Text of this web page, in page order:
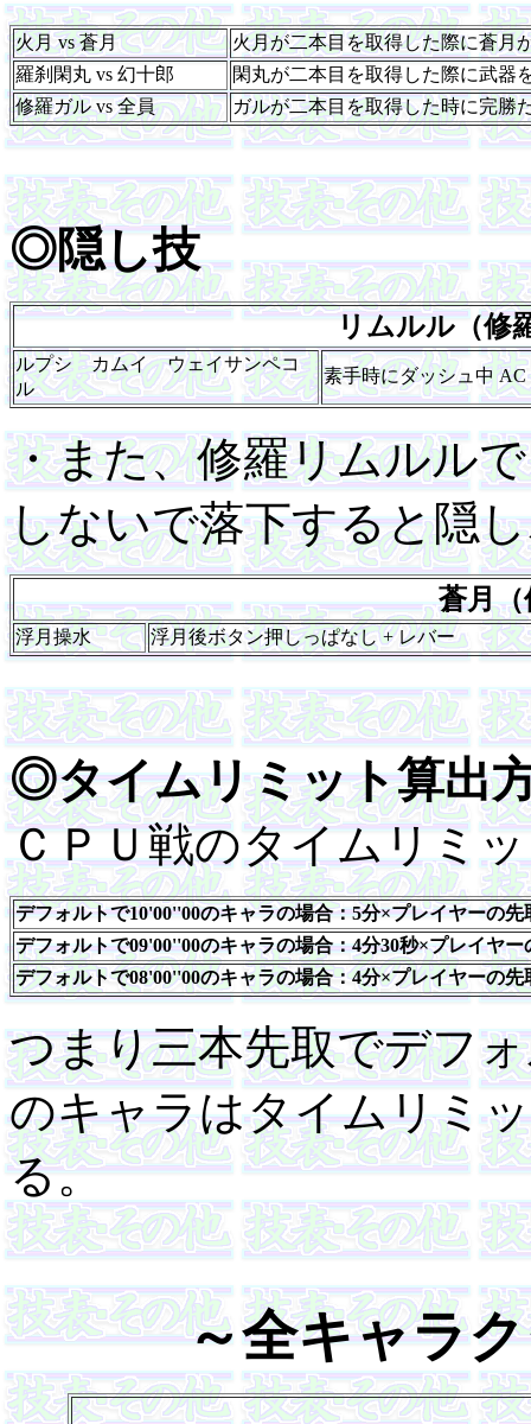
火月 vs 蒼月
火月が二本目を取得した際に蒼月
羅刹閑丸 vs 幻十郎
閑丸が二本目を取得した際に武器
修羅ガル vs 全員
ガルが二本目を取得した時に完勝
◎隠し技
リムルル（修
ルプシ カムイ ウェイサンペコ
ル
素手時にダッシュ中 AC
・また、修羅リムルル
しないで落下すると隠
蒼月（
浮月操水 浮月後ボタン押しっぱなし + レバー
◎タイムリミット算出
ＣＰＵ戦のタイムリミ
デフォルトで10'00''00のキャラの場合：5分×プレイヤーの先
デフォルトで09'00''00のキャラの場合：4分30秒×プレイヤ
デフォルトで08'00''00のキャラの場合：4分×プレイヤーの先
つまり三本先取でデフ
のキャラはタイムリミ
る。
～全キャラ